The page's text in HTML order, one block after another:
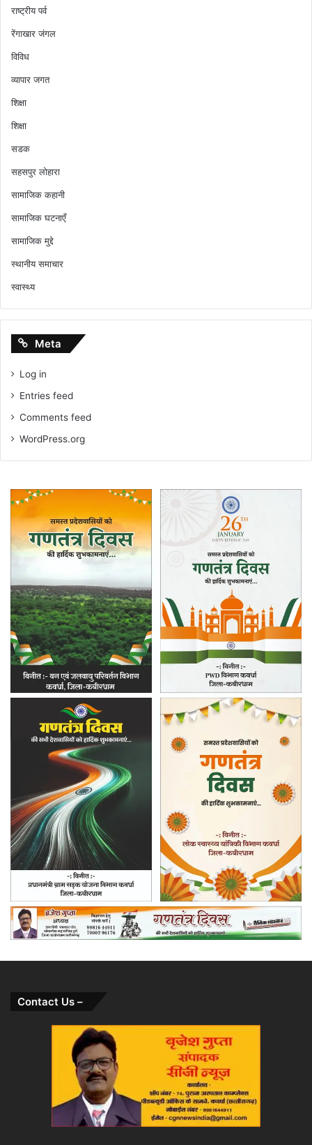
राष्ट्रीय पर्व
रेंगाखार जंगल
विविध
व्यापार जगत
शिक्षा
शिक्षा
सडक
सहसपुर लोहारा
सामाजिक कहानी
सामाजिक घटनाएँ
सामाजिक मुद्दे
स्थानीय समाचार
स्वास्थ्य
Meta
Log in
Entries feed
Comments feed
WordPress.org
Contact Us –